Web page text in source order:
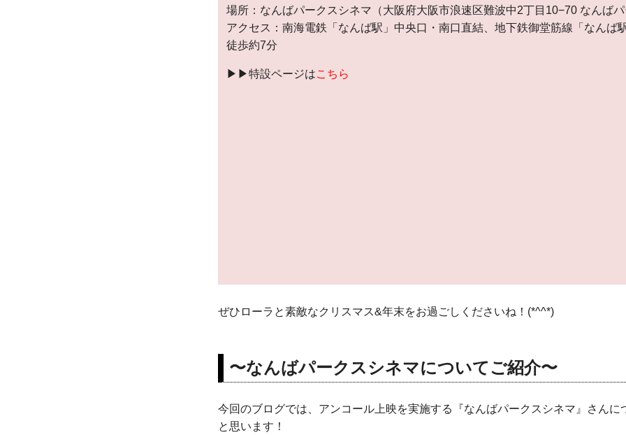
場所：なんばパークスシネマ（大阪府大阪市浪速区難波中2丁目10−70 なんばパ
アクセス：南海電鉄「なんば駅」中央口・南口直結、地下鉄御堂筋線「なんば
徒歩約7分
▶︎▶︎特設ページはこちら
ぜひローラと素敵なクリスマス&年末をお過ごしくださいね！(*^^*)
〜なんばパークスシネマについてご紹介〜
今回のブログでは、アンコール上映を実施する『なんばパークスシネマ』さんに
と思います！